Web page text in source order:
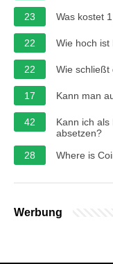
23 Was kostet
22 Wie hoch ist
22 Wie schließt
17 Kann man
42
Kann ich
absetzen?
28
Where is
Werbung